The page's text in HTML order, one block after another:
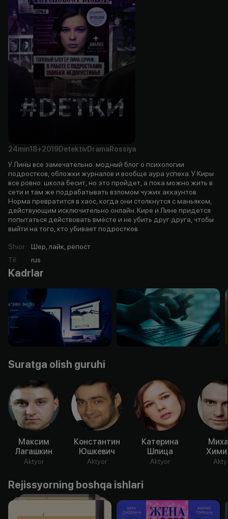
24min18+2019DetektivDramaRossiya
У Лины все замечательно: модный блог о психологии
подростков, обложки журналов и вообще аура успеха. У Киры
все ровно: школа бесит, но это пройдет, а пока можно жить в
сети и там же подрабатывать взломом чужих аккаунтов.
Норма превратится в хаос, когда они столкнутся с маньяком,
действующим исключительно онлайн. Кире и Лине придется
попытаться действовать вместе и не убить друг друга, чтобы
выйти на того, кто убивает подростков.
Shior:
Шер, лайк, репост
Til: rus
Kadrlar
Suratga olish guruhi
Максим
Лагашкин
Aktyor
Константин
Юшкевич
Aktyor
Катерина
Шпица
Aktyor
Rejissyorning boshqa ishlari